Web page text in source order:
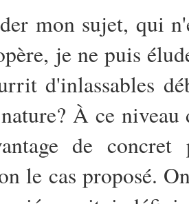
mon sujet, qui
je ne puis
d'inlassables
À ce
de
le cas proposé.